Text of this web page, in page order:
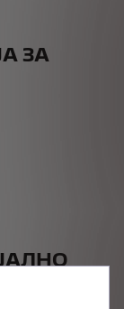
ЗА